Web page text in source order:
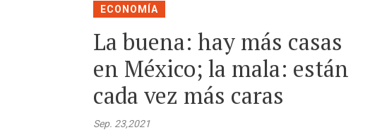
ECONOMÍA
La buena: hay más casas
en México; la mala: están
cada vez más caras
Sep. 23,2021